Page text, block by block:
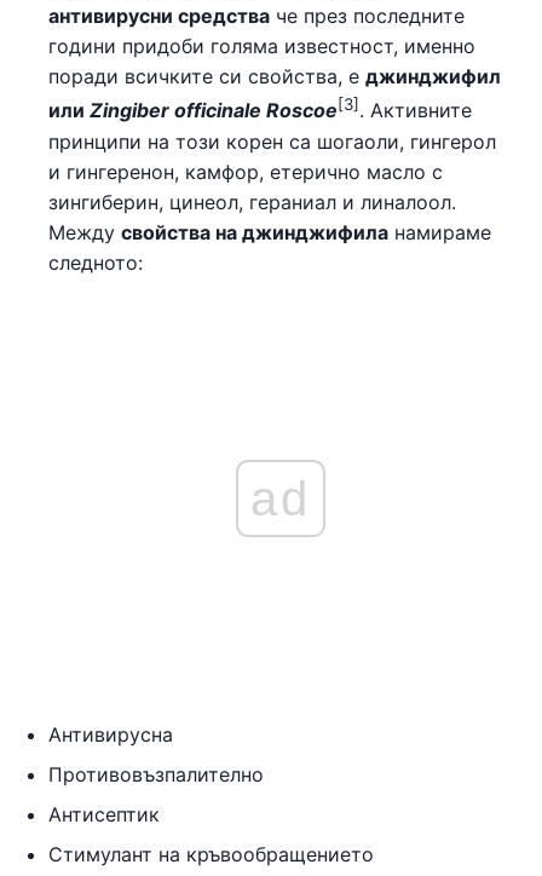
антивирусни средства че през последните
години придоби голяма известност, именно
поради всичките си свойства, е джинджифил
или Zingiber officinale Roscoe[3] . Активните
принципи на този корен са шогаоли, гингерол
и гингеренон, камфор, етерично масло с
зингиберин, цинеол, гераниал и линалоол.
Между свойства на джинджифила намираме
следното:
ad
Антивирусна
Противовъзпалително
Антисептик
Стимулант на кръвообращението